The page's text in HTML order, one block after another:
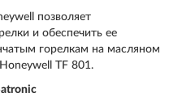
позволяет
и обеспечить ее
горелкам на масляном
TF 801.